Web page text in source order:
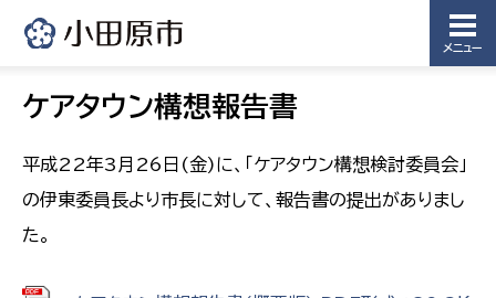
メニュー
ケアタウン構想報告書
平成22年3月26日(金)に、「ケアタウン構想検討委員会」
の伊東委員長より市長に対して、報告書の提出がありまし
た。